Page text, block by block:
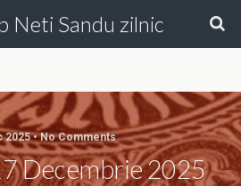
Neti Sandu zilnic
2025 • No Comments
Decembrie 2025